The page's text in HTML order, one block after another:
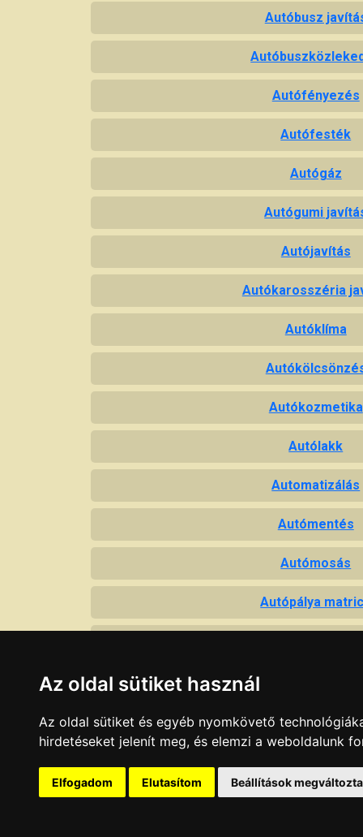
Autóbusz
Autófényezés
Autófesték
Autógáz
Autógumi
Autójavítás
Autókarosszéria
Autóklíma
Autókozmetika
Autólakk
Automatizálás
Autómentés
Autómosás
Autópálya
Autóüveg
Az oldal sütiket használ
Az oldal sütiket és egyéb nyomkövető
hirdetéseket jelenít meg, és elemzi a weboldalunk
Elfogadom Elutasítom Beállítások